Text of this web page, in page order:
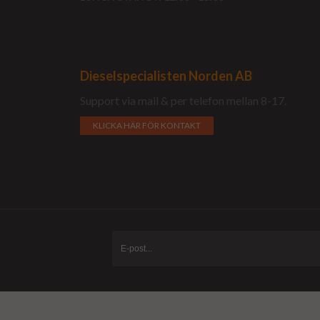
Dieselspecialisten Norden AB
Support via mail & per telefon mellan 8-17.
KLICKA HÄR FÖR KONTAKT